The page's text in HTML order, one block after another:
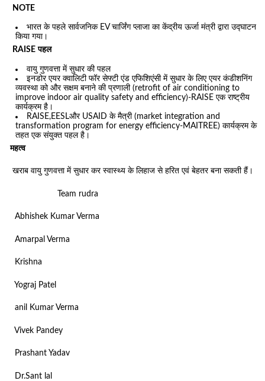
NOTE
भारत के पहले सार्वजनिक EV चार्जिंग प्लाजा का केंद्रीय ऊर्जा मंत्री द्वारा उद्घाटन
किया गया।
RAISE पहल
वायु गुणवत्ता में सुधार की पहल
इनडोर एयर क्वालिटी फॉर सेफ्टी एंड एफिशिएंसी में सुधार के लिए एयर कंडीशनिंग
व्यवस्था को और सक्षम बनाने की प्रणाली (retrofit of air conditioning to
improve indoor air quality safety and efficiency)-RAISE एक राष्ट्रीय
कार्यक्रम है।
RAISE,EESLऔर USAID के मैत्री (market integration and
transformation program for energy efficiency-MAITREE) कार्यक्रम के
तहत एक संयुक्त पहल है।
महत्व
खराब वायु गुणवत्ता में सुधार कर स्वास्थ्य के लिहाज से हरित एवं बेहतर बना सकती हैं।
Team rudra
Abhishek Kumar Verma
Amarpal Verma
Krishna
Yograj Patel
anil Kumar Verma
Vivek Pandey
Prashant Yadav
Dr.Sant lal